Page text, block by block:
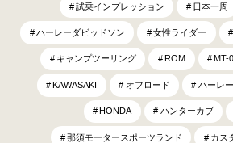
試乗インプレッション 日本一周
ハーレーダビッドソン 女性ライダー
キャンプツーリング ROM MT-
KAWASAKI オフロード ハーレー
HONDA ハンターカブ
那須モータースポーツランド カス